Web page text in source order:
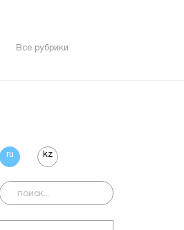
Все рубрики
ru kz